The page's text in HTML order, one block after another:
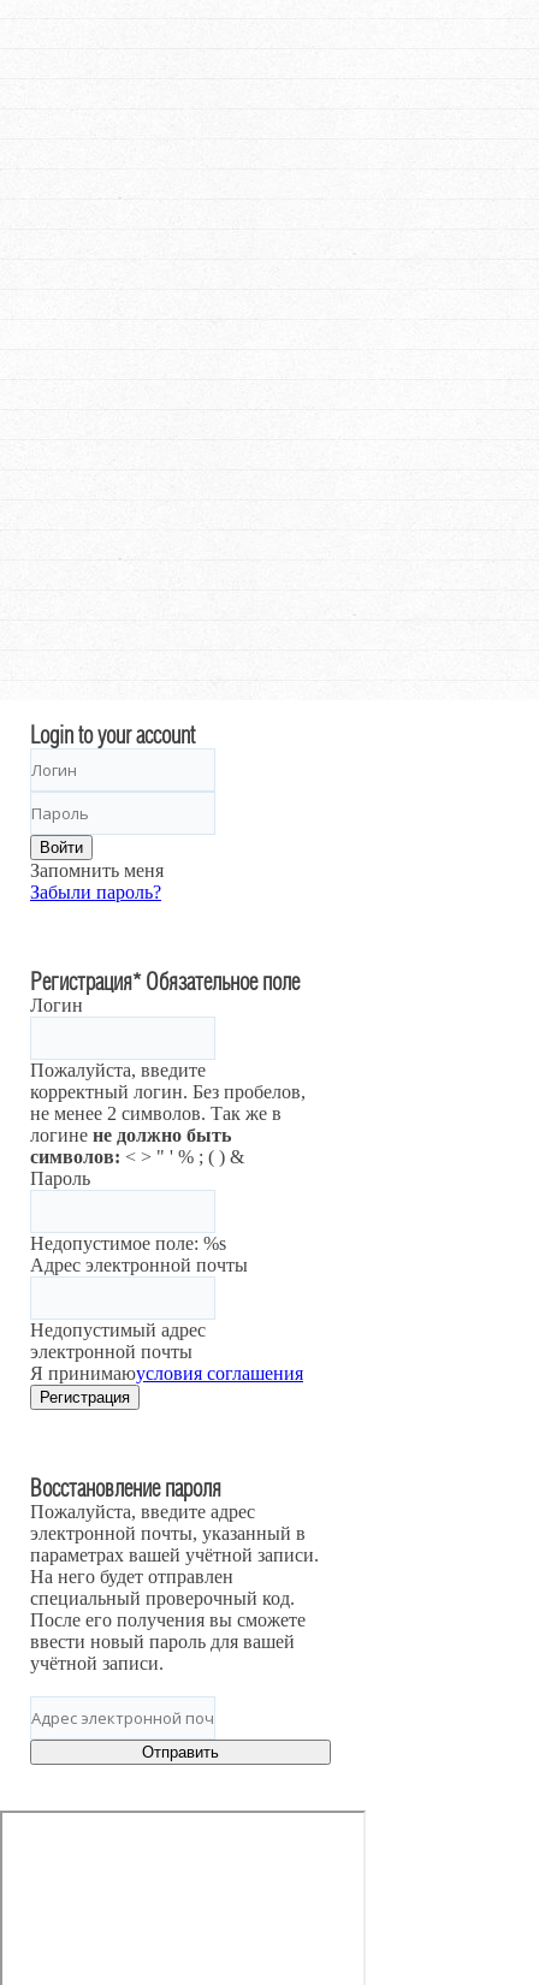
Login to your account
Войти
Запомнить меня
Забыли пароль?
Регистрация*Обязательное поле
Логин
Пожалуйста, введите
корректный логин. Без пробелов,
не менее 2 символов. Так же в
логине не должно быть
символов: < > " ' % ; ( ) &
Пароль
Недопустимое поле: %s
Адрес электронной почты
Недопустимый адрес
электронной почты
Я принимаюусловия соглашения
Регистрация
Восстановление пароля
Пожалуйста, введите адрес
электронной почты, указанный в
параметрах вашей учётной записи.
На него будет отправлен
специальный проверочный код.
После его получения вы сможете
ввести новый пароль для вашей
учётной записи.
Отправить